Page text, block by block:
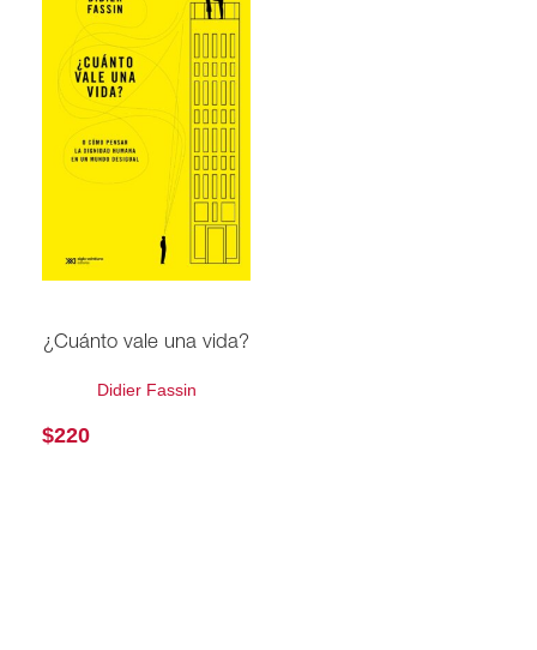
¿Cuánto vale una vida?
Didier Fassin
$220